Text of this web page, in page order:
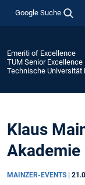
Google Suche
Emeriti of Excellence
TUM Senior Excellence
Technische Universität
Klaus
Akademie
MAINZER-EVENTS